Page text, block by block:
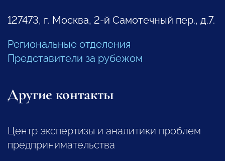
127473, г. Москва, 2-й Самотечный пер., д.7.
Региональные отделения
Представители за рубежом
Другие контакты
Центр экспертизы и аналитики проблем
предпринимательства